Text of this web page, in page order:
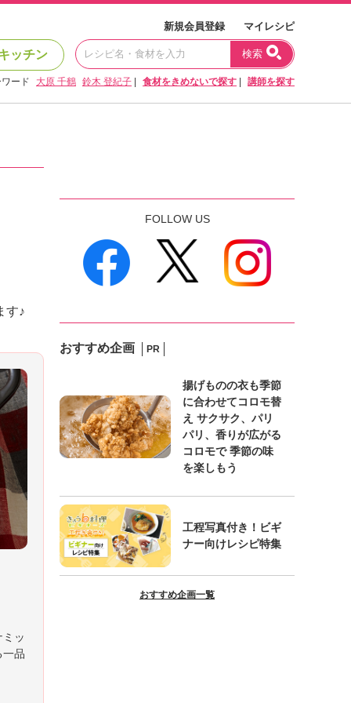
新規会員登録 マイレシピ
ッチン 検索
ード 大原 千鶴 鈴木 登紀子 食材をきめないで探す 講師を探す
す♪
ッ
一品
FOLLOW US
おすすめ企画 PR
揚げものの衣も季節
に合わせてコロモ替
え サクサク、パリ
パリ、香りが広がる
コロモで 季節の味
を楽しもう
工程写真付き！ビギ
ナー向けレシピ特集
おすすめ企画一覧